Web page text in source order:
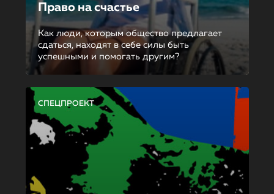
Право на счастье
Как люди, которым общество предлагает
сдаться, находят в себе силы быть
успешными и помогать другим?
СПЕЦПРОЕКТ